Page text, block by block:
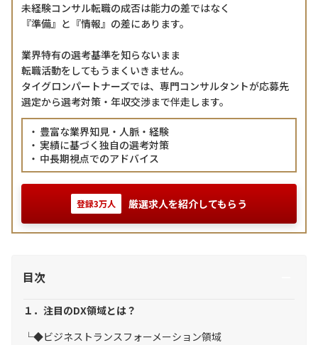
未経験コンサル転職の成否は能力の差ではなく
『準備』と『情報』の差にあります。
業界特有の選考基準を知らないまま
転職活動をしてもうまくいきません。
タイグロンパートナーズでは、専門コンサルタントが応募先
選定から選考対策・年収交渉まで伴走します。
豊富な業界知見・人脈・経験
実績に基づく独自の選考対策
中長期視点でのアドバイス
登録3万人 厳選求人を紹介してもらう
目次
１．注目のDX領域とは？
◆ビジネストランスフォーメーション領域